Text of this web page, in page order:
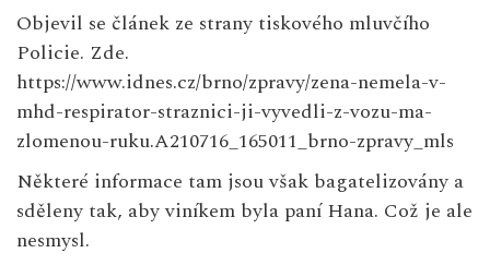
Objevil se článek ze strany tiskového mluvčího
Policie. Zde.
https://www.idnes.cz/brno/zpravy/zena-nemela-v-
mhd-respirator-straznici-ji-vyvedli-z-vozu-ma-
zlomenou-ruku.A210716_165011_brno-zpravy_mls
Některé informace tam jsou však bagatelizovány a
sděleny tak, aby viníkem byla paní Hana. Což je ale
nesmysl.